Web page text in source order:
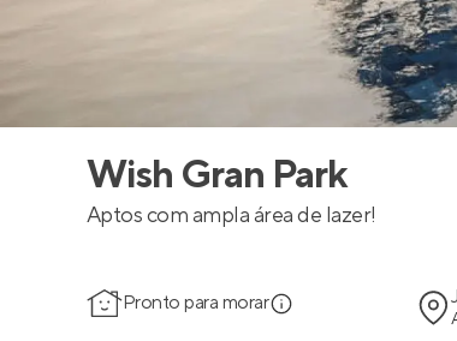
Wish Gran Park
Aptos com ampla área de lazer!
Pronto para morar